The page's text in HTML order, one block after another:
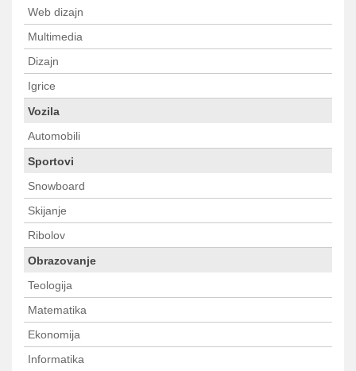
Web dizajn
Multimedia
Dizajn
Igrice
Vozila
Automobili
Sportovi
Snowboard
Skijanje
Ribolov
Obrazovanje
Teologija
Matematika
Ekonomija
Informatika